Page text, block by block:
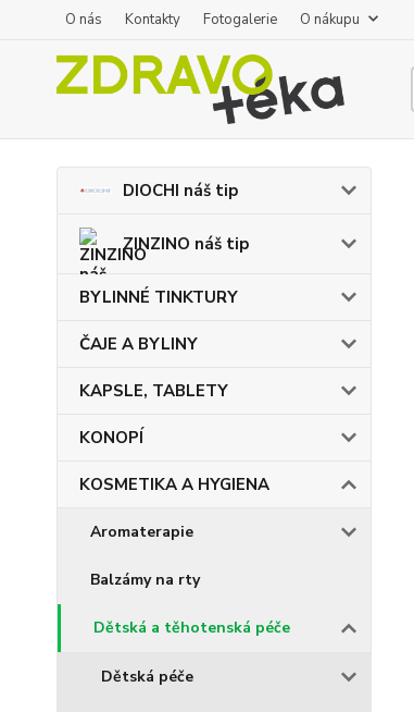
O nás Kontakty Fotogalerie O nákupu
DIOCHI náš tip
ZINZINO náš tip
BYLINNÉ TINKTURY
ČAJE A BYLINY
KAPSLE, TABLETY
KONOPÍ
KOSMETIKA A HYGIENA
Aromaterapie
Balzámy na rty
Dětská a těhotenská péče
Dětská péče